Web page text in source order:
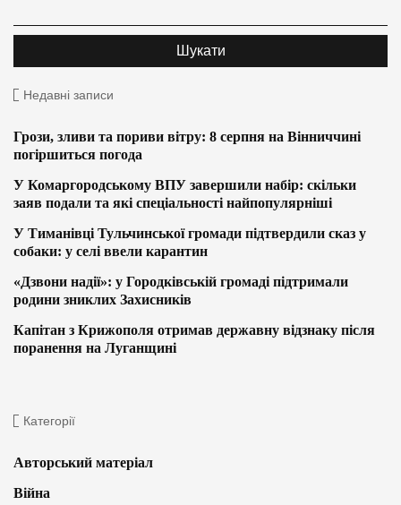
Недавні записи
Грози, зливи та пориви вітру: 8 серпня на Вінниччині
погіршиться погода
У Комаргородському ВПУ завершили набір: скільки
заяв подали та які спеціальності найпопулярніші
У Тиманівці Тульчинської громади підтвердили сказ у
собаки: у селі ввели карантин
«Дзвони надії»: у Городківській громаді підтримали
родини зниклих Захисників
Капітан з Крижополя отримав державну відзнаку після
поранення на Луганщині
Категорії
Авторський матеріал
Війна